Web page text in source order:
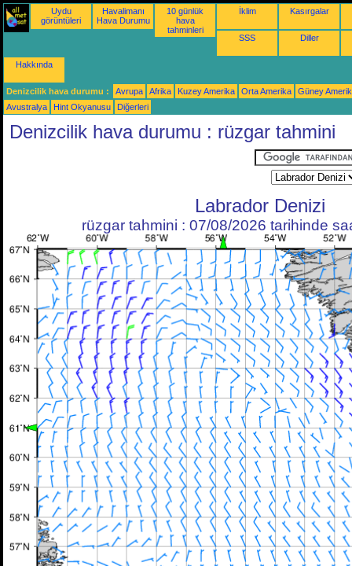
Uydu
görüntüleri
Havalimanı
Hava Durumu
10 günlük
hava
tahminleri
İklim Kasırgalar
SSS Diller
Hakkında
Denizcilik hava durumu : Avrupa Afrika Kuzey Amerika Orta Amerika
Güney
Avustralya
Hint Okyanusu Diğerleri
Denizcilik hava durumu : rüzgar tahmini
Labrador Denizi
rüzgar tahmini : 07/08/2026 tarihinde